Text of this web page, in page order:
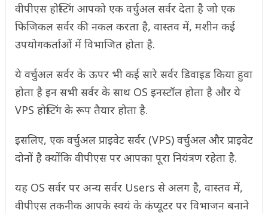
वीपीएस होस्टिंग आपको एक वर्चुअल सर्वर देता है जो एक
फिजिकल सर्वर की नकल करता है, वास्तव में, मशीन कई
उपयोगकर्ताओं में विभाजित होता है.
ये वर्चुअल सर्वर के ऊपर भी कई सारे सर्वर डिवाइड किया हुवा
होता है इन सभी सर्वर के साथ OS इनस्टॉल होता है और ये
VPS होस्टिंग के रूप तैयार होता है.
इसलिए, एक वर्चुअल प्राइवेट सर्वर (VPS) वर्चुअल और प्राइवेट
दोनों है क्योंकि वीपीएस पर आपका पूरा नियंत्रण रहेता है.
यह OS सर्वर पर अन्य सर्वर Users से अलग है, वास्तव में,
वीपीएस तकनीक आपके स्वयं के कंप्यूटर पर विभाजन बनाने